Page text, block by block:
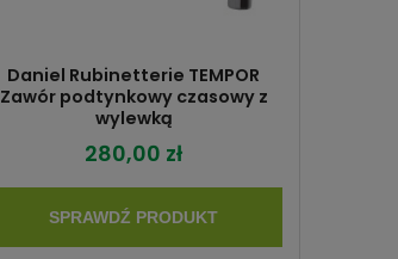
Daniel Rubinetterie TEMPOR
Zawór podtynkowy czasowy z
wylewką
280,00 zł
SPRAWDŹ PRODUKT